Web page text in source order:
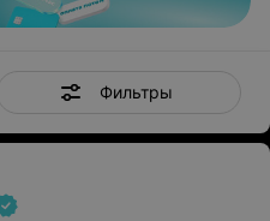
Фильтры